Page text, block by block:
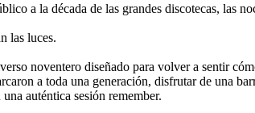
a la década de las grandes discotecas, las
las luces.
noventero diseñado para volver a sentir
a toda una generación, disfrutar de una
auténtica sesión remember.